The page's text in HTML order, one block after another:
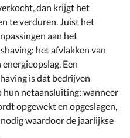
dan krijgt het
te verduren. Juist het
aan het
het afvlakken van
Een
is dat bedrijven
hun netaansluiting: wanneer
opgewekt en opgeslagen,
waardoor de jaarlijkse